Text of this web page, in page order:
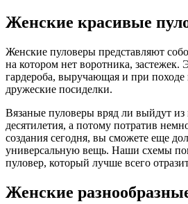
Женские красивые
Женские пуловеры представляют
на котором нет воротника, застежек.
гардероба, выручающая и при походе
дружеские посиделки.
Вязаные пуловеры вряд ли выйдут
десятилетия, а потому потратив
создания сегодня, вы сможете еще
универсальную вещь. Наши схемы
пуловер, который лучше всего
Женские